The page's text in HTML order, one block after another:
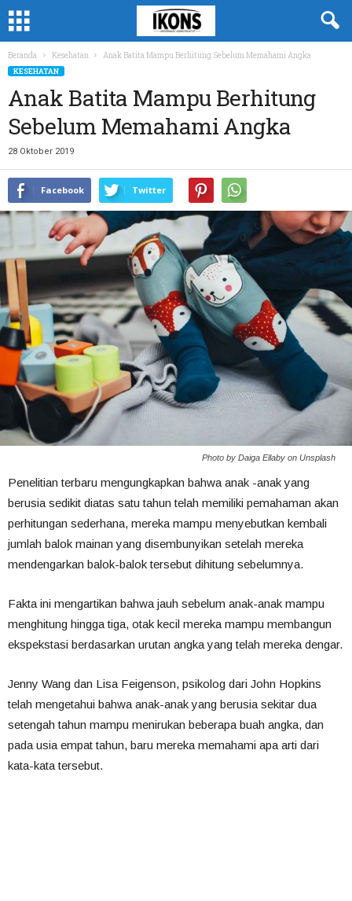
Beranda Kesehatan Anak Batita Mampu Berhitung Sebelum Memahami Angka
KESEHATAN
Anak Batita Mampu Berhitung
Sebelum Memahami Angka
28 Oktober 2019
Facebook Twitter
Photo by Daiga Ellaby on Unsplash
Penelitian terbaru mengungkapkan bahwa anak -anak yang
berusia sedikit diatas satu tahun telah memiliki pemahaman akan
perhitungan sederhana, mereka mampu menyebutkan kembali
jumlah balok mainan yang disembunyikan setelah mereka
mendengarkan balok-balok tersebut dihitung sebelumnya.
Fakta ini mengartikan bahwa jauh sebelum anak-anak mampu
menghitung hingga tiga, otak kecil mereka mampu membangun
ekspekstasi berdasarkan urutan angka yang telah mereka dengar.
Jenny Wang dan Lisa Feigenson, psikolog dari John Hopkins
telah mengetahui bahwa anak-anak yang berusia sekitar dua
setengah tahun mampu menirukan beberapa buah angka, dan
pada usia empat tahun, baru mereka memahami apa arti dari
kata-kata tersebut.